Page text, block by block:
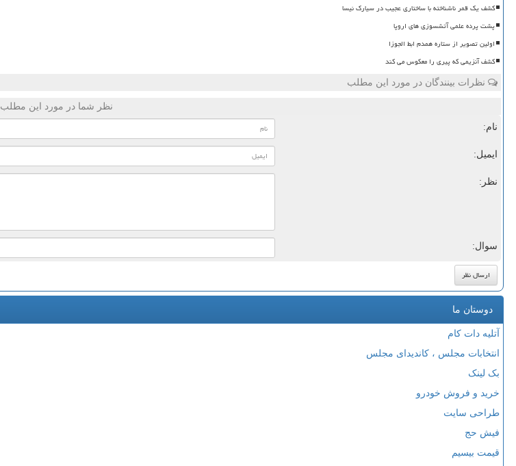
کشف یک قمر ناشناخته با ساختاری عجیب در سیارک نیسا
پشت پرده علمی آتشسوزی های اروپا
اولین تصویر از ستاره همدم ابط الجوزا
کشف آنزیمی که پیری را معکوس می کند
نظرات بینندگان در مورد این مطلب
نظر شما در مورد این مطلب
نام:
ایمیل:
نظر:
سوال:
دوستان ما
آتلیه دات کام
انتخابات مجلس ، کاندیدای مجلس
بک لینک
خرید و فروش خودرو
طراحی سایت
فیش حج
قیمت بیسیم